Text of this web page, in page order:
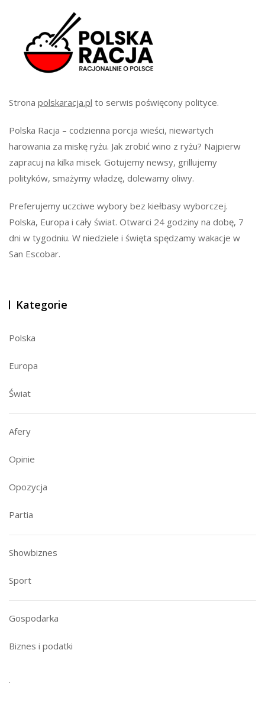
Strona polskaracja.pl to serwis poświęcony polityce.
Polska Racja – codzienna porcja wieści, niewartych
harowania za miskę ryżu. Jak zrobić wino z ryżu? Najpierw
zapracuj na kilka misek. Gotujemy newsy, grillujemy
polityków, smażymy władzę, dolewamy oliwy.
Preferujemy uczciwe wybory bez kiełbasy wyborczej.
Polska, Europa i cały świat. Otwarci 24 godziny na dobę, 7
dni w tygodniu. W niedziele i święta spędzamy wakacje w
San Escobar.
Kategorie
Polska
Europa
Świat
Afery
Opinie
Opozycja
Partia
Showbiznes
Sport
Gospodarka
Biznes i podatki
.